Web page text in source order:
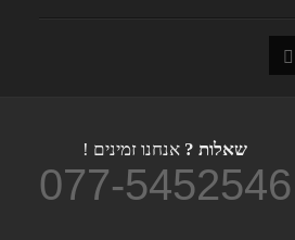
שאלות ? אנחנו זמינים !
077-5452546